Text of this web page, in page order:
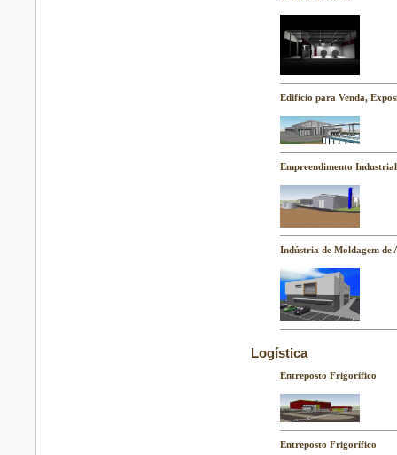
Edifício para Venda,
Empreendimento
Indústria de Moldagem de
Logística
Entreposto Frigorífico
Entreposto Frigorífico